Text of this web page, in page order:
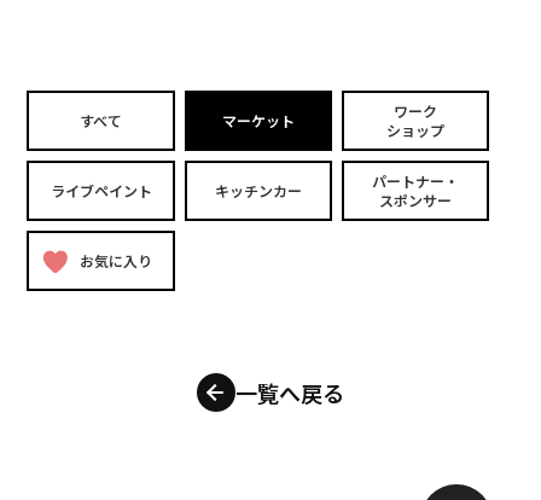
すべて マーケット
ワーク
ショップ
ライブペイント キッチンカー
パートナー・
スポンサー
お気に入り
一覧へ戻る